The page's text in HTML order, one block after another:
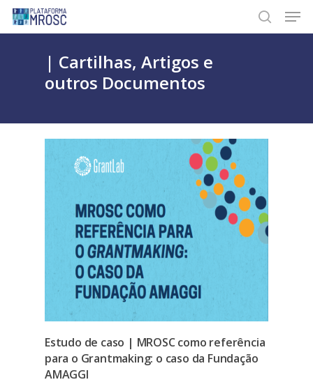
Skip
main
search
| Cartilhas, Artigos e
outros Documentos
Estudo de caso | MROSC como referência
para o Grantmaking: o caso da Fundação
AMAGGI